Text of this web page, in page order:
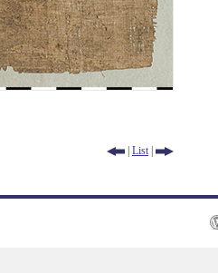
| List |